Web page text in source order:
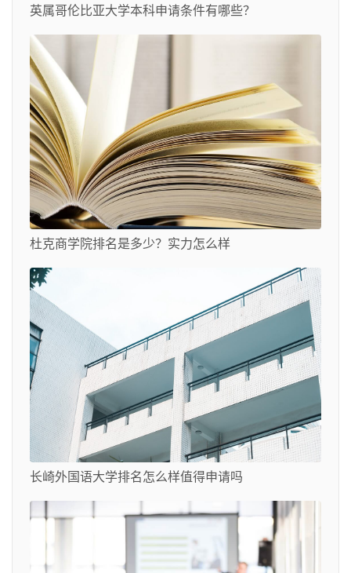
英属哥伦比亚大学本科申请条件有哪些？
杜克商学院排名是多少？实力怎么样
长崎外国语大学排名怎么样值得申请吗